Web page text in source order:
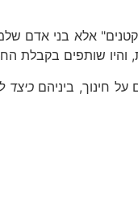
קטנים" אלא בני
והיו שותפים בקבלת
על חינוך, ביניהםכיצד